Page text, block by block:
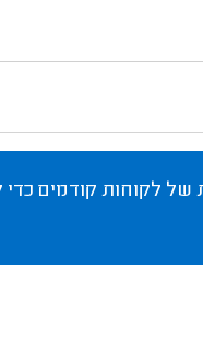
לקוחות קודמים כדי